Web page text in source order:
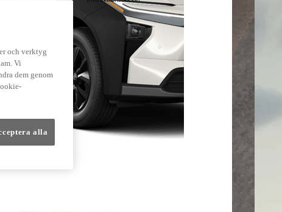
och verktyg
Vi
dem genom
alla